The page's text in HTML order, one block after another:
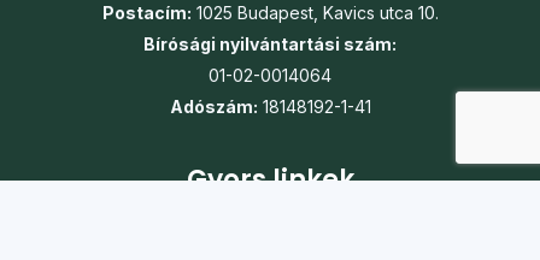
Postacím: 1025 Budapest, Kavics utca 10.
Bírósági nyilvántartási szám:
01-02-0014064
Adószám: 18148192-1-41
Gyors linkek